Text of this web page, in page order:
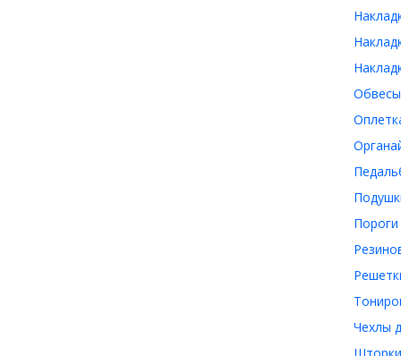
Пороги
Чехлы